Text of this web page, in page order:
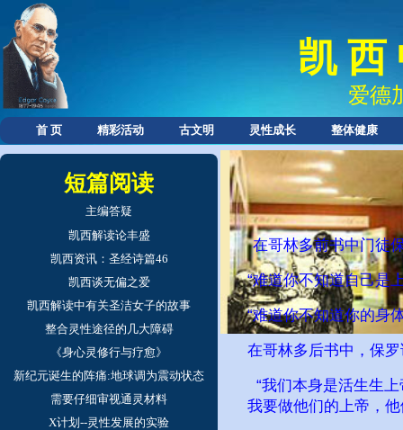
首 页 精彩活动 古文明 灵性成长 整体健康
凯 西
爱德
短篇阅读
主编答疑
凯西解读论丰盛
凯西资讯：圣经诗篇46
凯西谈无偏之爱
凯西解读中有关圣洁女子的故事
整合灵性途径的几大障碍
《身心灵修行与疗愈》
新纪元诞生的阵痛:地球调为震动状态
需要仔细审视通灵材料
X计划--灵性发展的实验
在哥林多前书中门徒
“难道你不知道自己是
“难道你不知道你的身
在哥林多后书中，保
“我们本身是活生生
我要做他们的上帝，